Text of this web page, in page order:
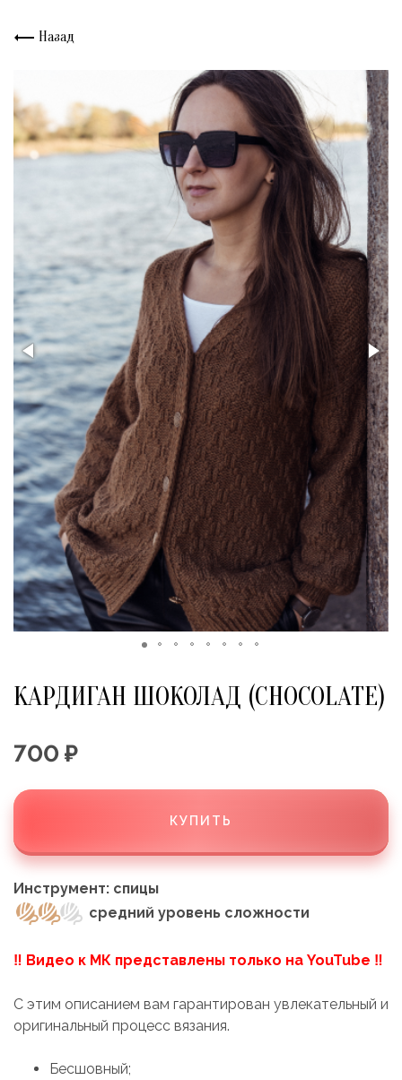
Назад
КАРДИГАН ШОКОЛАД (CHOCOLATE)
700 ₽
КУПИТЬ
Инструмент: спицы
средний уровень сложности
‼ Видео к МК представлены только на YouTube ‼
С этим описанием вам гарантирован увлекательный и
оригинальный процесс вязания.
Бесшовный;